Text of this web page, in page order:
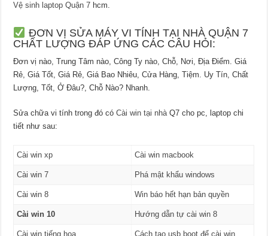
Vệ sinh laptop Quận 7 hcm.
ĐƠN VỊ SỬA MÁY VI TÍNH TẠI NHÀ QUẬN 7
CHẤT LƯỢNG ĐÁP ỨNG CÁC CÂU HỎI:
Đơn vị nào, Trung Tâm nào, Công Ty nào, Chỗ, Nơi, Địa Điểm. Giá
Rẻ, Giá Tốt, Giá Rẻ, Giá Bao Nhiêu, Cửa Hàng, Tiệm. Uy Tín, Chất
Lượng, Tốt, Ở Đâu?, Chỗ Nào? Nhanh.
Sửa chữa vi tính trong đó cóCài win tại nhàQ7 cho pc, laptop chi
tiết như sau:
Cài win xp Cài win macbook
Cài win 7 Phá mật khẩu windows
Cài win 8 Win báo hết hạn bản quyền
Cài win 10 Hướng dẫn tự cài win 8
Cài win tiếng hoa Cách tạo usb boot để cài win